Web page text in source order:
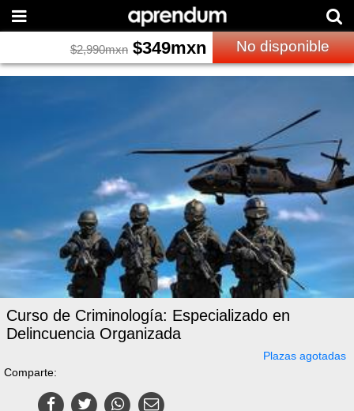
$2,990mxn $349mxn No disponible
Curso de Criminología: Especializado en
Delincuencia Organizada
Plazas agotadas
Comparte: